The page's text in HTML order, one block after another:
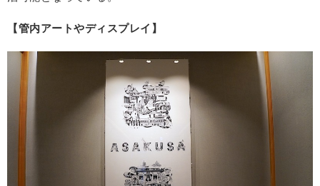
【管内アートやディスプレイ】